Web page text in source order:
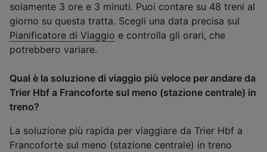
solamente 3 ore e 3 minuti. Puoi contare su 48 treni al
giorno su questa tratta. Scegli una data precisa sul
Pianificatore di Viaggio e controlla gli orari, che
potrebbero variare.
Qual è la soluzione di viaggio più veloce per andare da
Trier Hbf a Francoforte sul meno (stazione centrale) in
treno?
La soluzione più rapida per viaggiare da Trier Hbf a
Francoforte sul meno (stazione centrale) in treno